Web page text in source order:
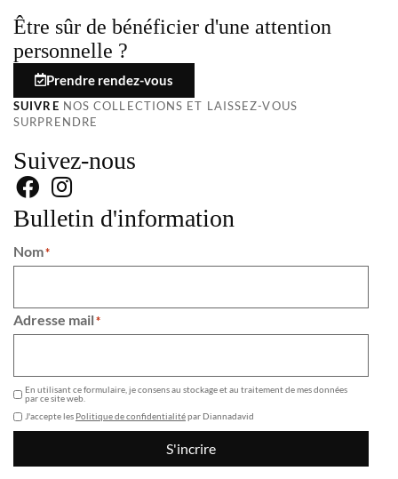
Être sûr de bénéficier d'une attention
personnelle ?
Prendre rendez-vous
SUIVRE NOS COLLECTIONS ET LAISSEZ-VOUS
SURPRENDRE
Suivez-nous
Bulletin d'information
Nom*
Adresse mail*
En utilisant ce formulaire, je consens au stockage et au traitement de mes données
par ce site web.
J'accepte les Politique de confidentialitépar Diannadavid
S'incrire